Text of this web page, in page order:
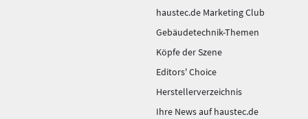
haustec.de Marketing Club
Gebäudetechnik-Themen
Köpfe der Szene
Editors' Choice
Herstellerverzeichnis
Ihre News auf haustec.de